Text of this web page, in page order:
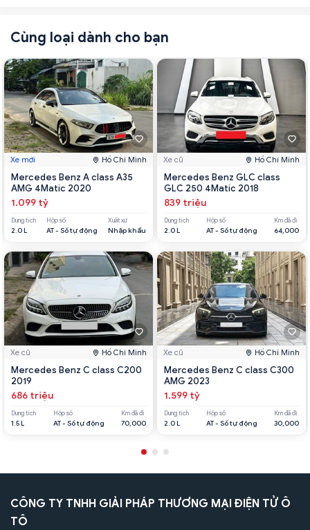
Cùng loại dành cho bạn
Xe mới Hồ Chí Minh
Mercedes Benz A class A35
AMG 4Matic 2020
1.099 tỷ
Dung tích
2.0 L
Hộp số
AT - Số tự động
Xuất xứ
Nhập khẩu
Xe cũ Hồ Chí Minh
Mercedes Benz C class C200
2019
686 triệu
Dung tích
1.5 L
Hộp số
AT - Số tự động
Km đã đi
70,000
Xe cũ Hồ Chí Minh
Mercedes Benz GLC class
GLC 250 4Matic 2018
839 triệu
Dung tích
2.0 L
Hộp số
AT - Số tự động
Km đã đi
64,000
Xe cũ Hồ Chí Minh
Mercedes Benz C class C300
AMG 2023
1.599 tỷ
Dung tích
2.0 L
Hộp số
AT - Số tự động
Km đã đi
30,000
CÔNG TY TNHH GIẢI PHÁP THƯƠNG MẠI ĐIỆN TỬ Ô
TÔ